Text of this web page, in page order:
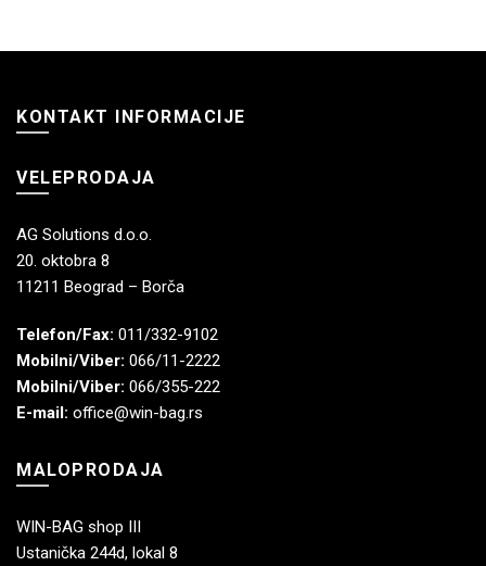
KONTAKT INFORMACIJE
VELEPRODAJA
AG Solutions d.o.o.
20. oktobra 8
11211 Beograd – Borča
Telefon/Fax: 011/332-9102
Mobilni/Viber: 066/11-2222
Mobilni/Viber: 066/355-222
E-mail: office@win-bag.rs
MALOPRODAJA
WIN-BAG shop III
Ustanička 244d, lokal 8